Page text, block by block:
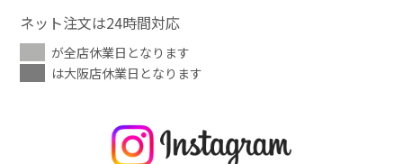
ネット注文は24時間対応
が全店休業日となります
は大阪店休業日となります